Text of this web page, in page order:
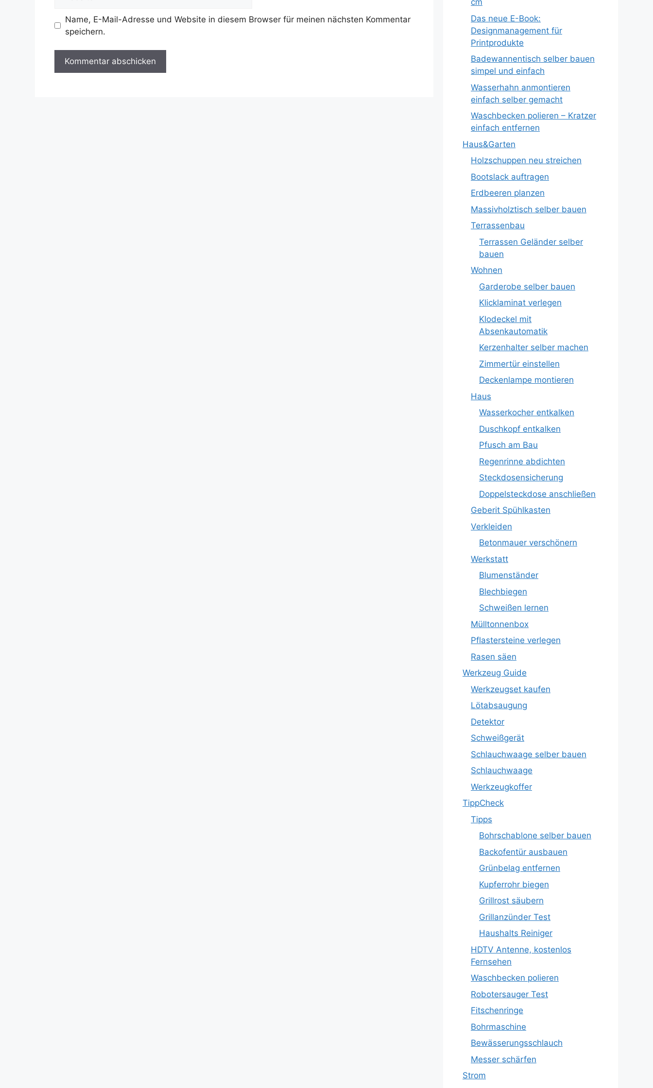
Name, E-Mail-Adresse und Website in diesem Browser für meinen nächsten Kommentar
speichern.
cm
Das neue E-Book:
Designmanagement für
Printprodukte
Badewannentisch selber bauen
simpel und einfach
Wasserhahn anmontieren
einfach selber gemacht
Waschbecken polieren – Kratzer
einfach entfernen
Haus&Garten
Holzschuppen neu streichen
Bootslack auftragen
Erdbeeren planzen
Massivholztisch selber bauen
Terrassenbau
Terrassen Geländer selber
bauen
Wohnen
Garderobe selber bauen
Klicklaminat verlegen
Klodeckel mit
Absenkautomatik
Kerzenhalter selber machen
Zimmertür einstellen
Deckenlampe montieren
Haus
Wasserkocher entkalken
Duschkopf entkalken
Pfusch am Bau
Regenrinne abdichten
Steckdosensicherung
Doppelsteckdose anschließen
Geberit Spühlkasten
Verkleiden
Betonmauer verschönern
Werkstatt
Blumenständer
Blechbiegen
Schweißen lernen
Mülltonnenbox
Pflastersteine verlegen
Rasen säen
Werkzeug Guide
Werkzeugset kaufen
Lötabsaugung
Detektor
Schweißgerät
Schlauchwaage selber bauen
Schlauchwaage
Werkzeugkoffer
TippCheck
Tipps
Bohrschablone selber bauen
Backofentür ausbauen
Grünbelag entfernen
Kupferrohr biegen
Grillrost säubern
Grillanzünder Test
Haushalts Reiniger
HDTV Antenne, kostenlos
Fernsehen
Waschbecken polieren
Robotersauger Test
Fitschenringe
Bohrmaschine
Bewässerungsschlauch
Messer schärfen
Strom